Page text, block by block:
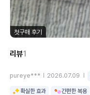
첫구매 후기
리뷰1
pureye*** 2026.07.09
확실한 효과 간편한 복용